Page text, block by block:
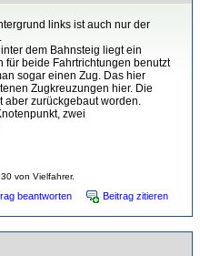
links ist auch nur der
dem Bahnsteig liegt ein
für beide Fahrtrichtungen benutzt
sogar einen Zug. Das hier
Zugkreuzungen hier. Die
aber zurückgebaut worden.
zwei
von Vielfahrer.
beantworten Beitrag zitieren